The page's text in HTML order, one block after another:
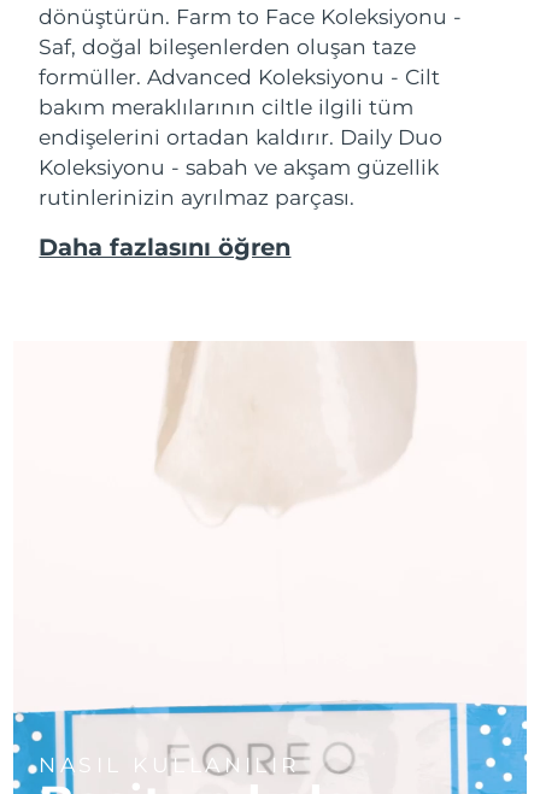
dönüştürün. Farm to Face Koleksiyonu -
Saf, doğal bileşenlerden oluşan taze
formüller. Advanced Koleksiyonu - Cilt
bakım meraklılarının ciltle ilgili tüm
endişelerini ortadan kaldırır. Daily Duo
Koleksiyonu - sabah ve akşam güzellik
rutinlerinizin ayrılmaz parçası.
Daha fazlasını öğren
NASIL KULLANILIR